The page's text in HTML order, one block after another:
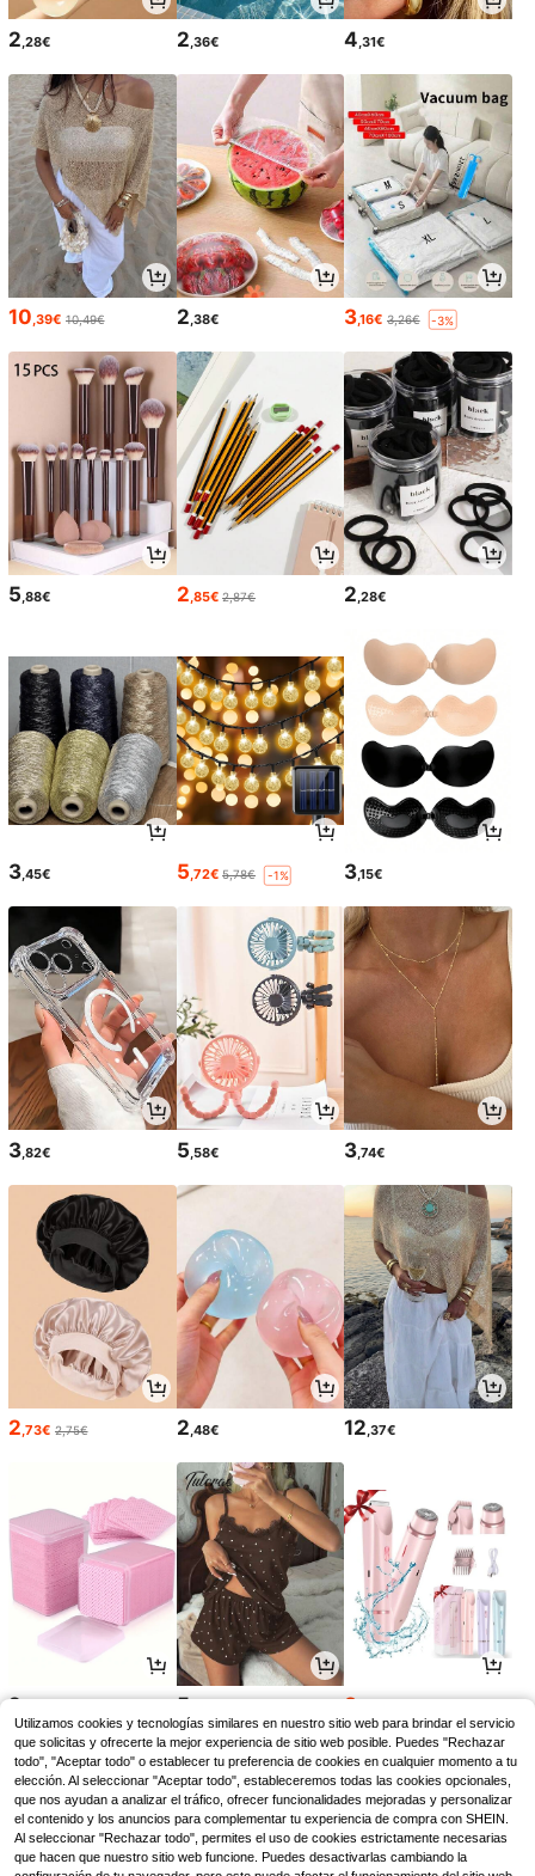
2 ,28€ 2 ,36€ 4 ,31€
10 ,39€ 10,49€ 2 ,38€ 3,16€ 3,26€ -3%
5,88€ 2,85€ 2,87€ 2,28€
3,45€ 5,72€ 5,78€ -1% 3,15€
3 ,82€ 5 ,58€ 3 ,74€
2,73€ 2,75€ 2,48€ 12,37€
2 5 8
Utilizamos cookies y tecnologías similares en nuestro sitio web para brindar el servicio
que solicitas y ofrecerte la mejor experiencia de sitio web posible. Puedes "Rechazar
todo", "Aceptar todo" o establecer tu preferencia de cookies en cualquier momento a tu
elección. Al seleccionar "Aceptar todo", estableceremos todas las cookies opcionales,
que nos ayudan a analizar el tráfico, ofrecer funcionalidades mejoradas y personalizar
el contenido y los anuncios para complementar tu experiencia de compra con SHEIN.
Al seleccionar "Rechazar todo", permites el uso de cookies estrictamente necesarias
que hacen que nuestro sitio web funcione. Puedes desactivarlas cambiando la